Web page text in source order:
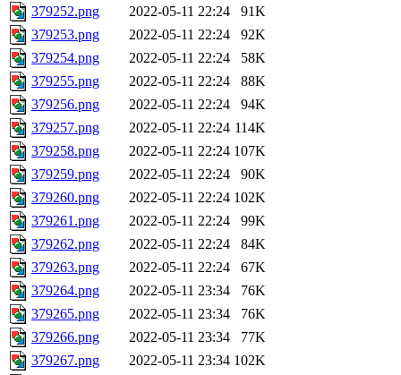
379252.png
2022-05-11 22:24
91K
379253.png
2022-05-11 22:24
92K
379254.png
2022-05-11 22:24
58K
379255.png
2022-05-11 22:24
88K
379256.png
2022-05-11 22:24
94K
379257.png
2022-05-11 22:24 114K
379258.png
2022-05-11 22:24 107K
379259.png
2022-05-11 22:24
90K
379260.png
2022-05-11 22:24 102K
379261.png
2022-05-11 22:24
99K
379262.png
2022-05-11 22:24
84K
379263.png
2022-05-11 22:24
67K
379264.png
2022-05-11 23:34
76K
379265.png
2022-05-11 23:34
76K
379266.png
2022-05-11 23:34
77K
379267.png
2022-05-11 23:34 102K